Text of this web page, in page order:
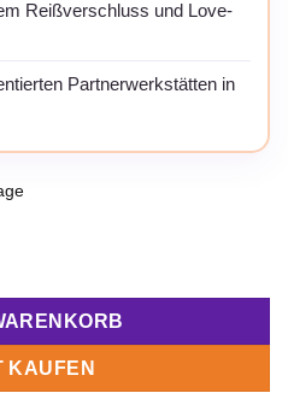
Reißverschluss und Love-
Partnerwerkstätten in
mit Love rosa-weiß Menge
KAUFEN